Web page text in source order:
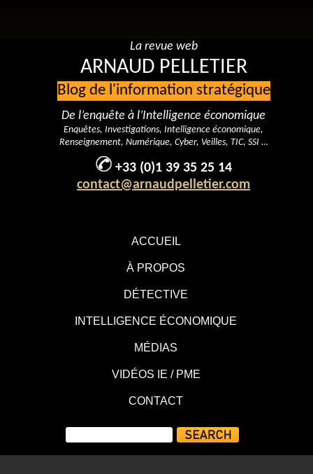
ACCUEIL
À PROPOS
DÉTECTIVE
INTELLIGENCE ÉCONOMIQUE
MÉDIAS
VIDÉOS IE / PME
CONTACT
La revue web
ARNAUD PELLETIER
Blog de l'information stratégique
De l’enquête à l’Intelligence économique
Enquêtes, Investigations, Intelligence économique,
Renseignement, Numérique, Cyber, Veilles, TIC, SSI …
+33 (0)1 39 35 25 14
contact@arnaudpelletier.com